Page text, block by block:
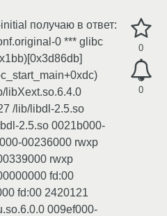
0
0
получаю в ответ:
0 *** glibc
libXext.so.6.4.0
/lib/libdl-2.5.so
2.5.so 0021b000-
00236000 rwxp
rwxp
fd:00
fd:00 2420121
009ef000-